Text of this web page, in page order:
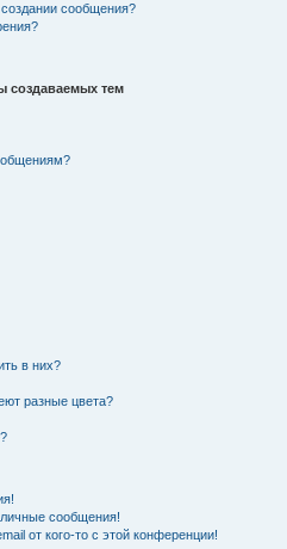
сообщения?
создаваемых тем
в них?
разные цвета?
сообщения!
от кого-то с этой конференции!